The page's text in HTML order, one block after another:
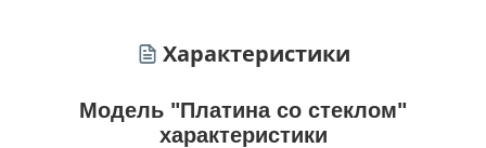
Характеристики
Модель "Платина со стеклом"
характеристики